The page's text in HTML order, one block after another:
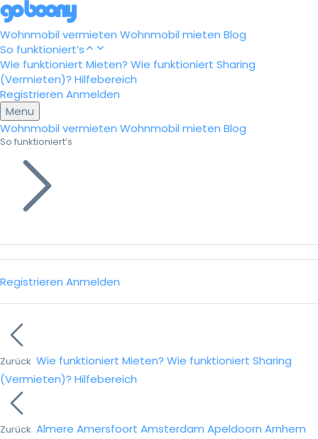
Wohnmobil vermieten Wohnmobil mieten Blog
So funktioniert’s
Wie funktioniert Mieten? Wie funktioniert Sharing
(Vermieten)? Hilfebereich
Registrieren Anmelden
Menu
Wohnmobil vermieten Wohnmobil mieten Blog
So funktioniert’s
Registrieren Anmelden
Zurück Wie funktioniert Mieten? Wie funktioniert Sharing
(Vermieten)? Hilfebereich
Zurück Almere Amersfoort Amsterdam Apeldoorn Arnhem